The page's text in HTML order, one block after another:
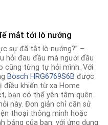
mắt tới lò nướng
sự đã tắt lò nướng?” –
hỏi đau đầu mà người đầu
cũng từng tự hỏi mình. Với
Bosch HRG6769S6B được
điều khiển từ xa Home
bạn có thể yên tâm quên
này. Đơn giản chỉ cần sử
thoại thông minh hoặc
bảng của bạn: với ứng dụng